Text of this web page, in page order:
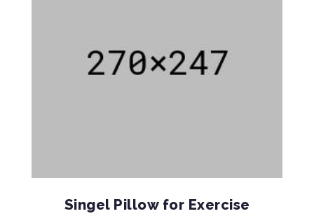
Singel Pillow for Exercise